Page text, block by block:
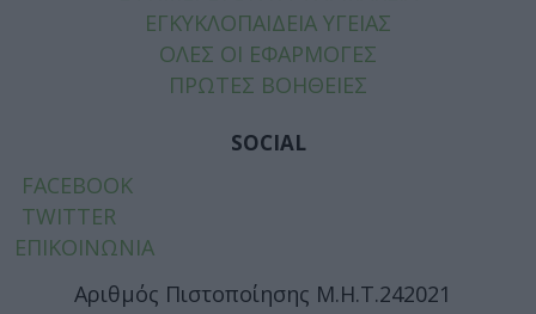
ΕΓΚΥΚΛΟΠΑΙΔΕΙΑ ΥΓΕΙΑΣ
ΟΛΕΣ ΟΙ ΕΦΑΡΜΟΓΕΣ
ΠΡΩΤΕΣ ΒΟΗΘΕΙΕΣ
SOCIAL
FACEBOOK
TWITTER
ΕΠΙΚΟΙΝΩΝΙΑ
Αριθμός Πιστοποίησης Μ.Η.Τ.242021